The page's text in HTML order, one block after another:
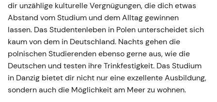
dir unzählige kulturelle Vergnügungen, die dich etwas
Abstand vom Studium und dem Alltag gewinnen
lassen. Das Studentenleben in Polen unterscheidet sich
kaum von dem in Deutschland. Nachts gehen die
polnischen Studierenden ebenso gerne aus, wie die
Deutschen und testen ihre Trinkfestigkeit. Das Studium
in Danzig bietet dir nicht nur eine exzellente Ausbildung,
sondern auch die Möglichkeit am Meer zu wohnen.